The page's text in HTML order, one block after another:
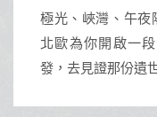
、午夜陽光。從設計之
啟一段跨越次元的奇
那份遺世獨立的純淨與